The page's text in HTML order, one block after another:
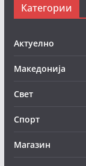
Категории
Актуелно
Македонија
Свет
Спорт
Магазин